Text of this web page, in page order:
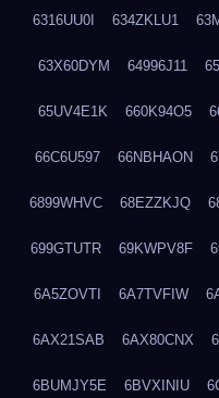
6316UU0I 634ZKLU1
63X60DYM 64996J11
65UV4E1K 660K94O5
66C6U597 66NBHAON
6899WHVC 68EZZKJQ
699GTUTR 69KWPV8F
6A5ZOVTI 6A7TVFIW
6AX21SAB 6AX80CNX
6BUMJY5E 6BVXINIU